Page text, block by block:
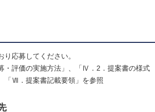
応募してください。
評価の実施方法」、「Ⅳ．2．提案書の様式
「Ⅶ．提案書記載要領」を参照